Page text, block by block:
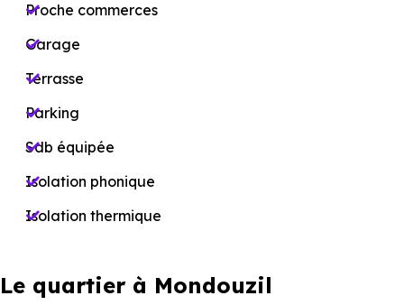
Proche commerces
Garage
Terrasse
Parking
Sdb équipée
Isolation phonique
Isolation thermique
Le quartier à Mondouzil